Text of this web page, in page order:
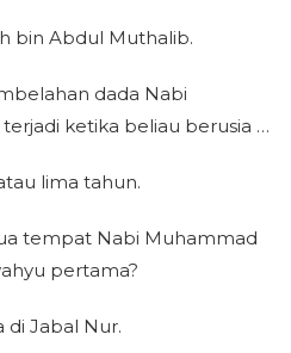
bin Abdul Muthalib.
dada Nabi
ketika beliau berusia …
lima tahun.
tempat Nabi Muhammad
pertama?
di Jabal Nur.